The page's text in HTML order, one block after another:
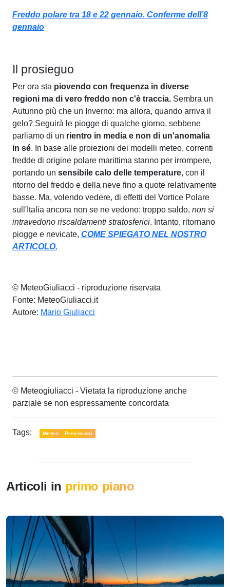
Freddo polare tra 18 e 22 gennaio. Conferme dell’8
gennaio
Il prosieguo
Per ora sta piovendo con frequenza in diverse
regioni ma di vero freddo non c'è traccia. Sembra un
Autunno più che un Inverno: ma allora, quando arriva il
gelo? Seguirà le piogge di qualche giorno, sebbene
parliamo di un rientro in media e non di un'anomalia
in sé. In base alle proiezioni dei modelli meteo, correnti
fredde di origine polare marittima stanno per irrompere,
portando un sensibile calo delle temperature, con il
ritorno del freddo e della neve fino a quote relativamente
basse. Ma, volendo vedere, di effetti del Vortice Polare
sull'Italia ancora non se ne vedono: troppo saldo, non si
intravedono riscaldamenti stratosferici. Intanto, ritornano
piogge e nevicate, COME SPIEGATO NEL NOSTRO
ARTICOLO.
© MeteoGiuliacci - riproduzione riservata
Fonte: MeteoGiuliacci.it
Autore: Mario Giuliacci
© Meteogiuliacci - Vietata la riproduzione anche
parziale se non espressamente concordata
Tags: Meteo Previsioni
Articoli in primo piano